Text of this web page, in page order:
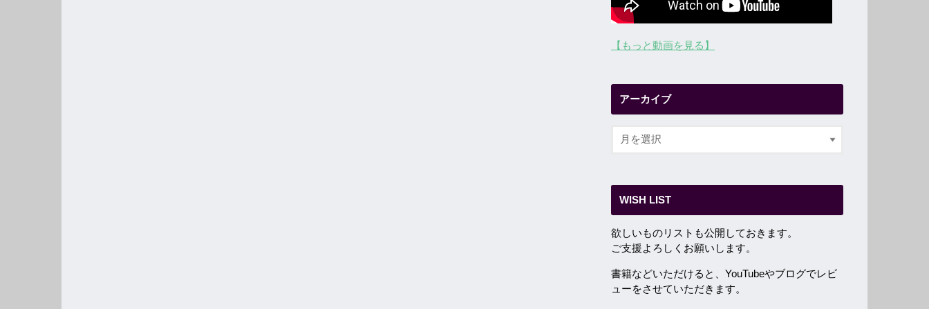
【もっと動画を見る】
アーカイブ
WISH LIST
欲しいものリストも公開しておきます。
ご支援よろしくお願いします。
書籍などいただけると、YouTubeやブログでレビ
ューをさせていただきます。